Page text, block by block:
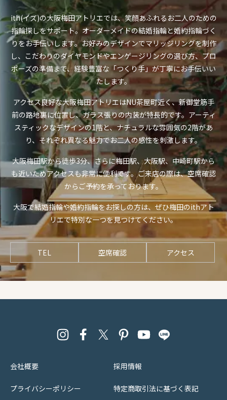
ith(イズ)の大阪梅田アトリエでは、笑顔あふれるお二人のための
指輪探しをサポート。オーダーメイドの結婚指輪と婚約指輪づく
りをお手伝いします。お好みのデザインでマリッジリングを制作
し、こだわりのダイヤモンドやエンゲージリングの選び方、プロ
ポーズの準備まで、経験豊富な「つくり手」が丁寧にお手伝いい
たします。
アクセス良好な大阪梅田アトリエはNU茶屋町近く、新御堂筋手
前の路地裏に位置し、ガラス張りの内装が特長的です。アーティ
スティックなデザインの1階と、ナチュラルな雰囲気の2階があ
り、それぞれ異なる魅力でお二人の感性を刺激します。
大阪梅田駅から徒歩3分、さらに梅田駅、大阪駅、中崎町駅から
も近いためアクセスも非常に便利です。ご来店の際は、空席確認
からご予約を承っております。
大阪で結婚指輪や婚約指輪をお探しの方は、ぜひ梅田のithアト
リエで特別な一つを見つけてください。
TEL 空席確認 アクセス
会社概要 採用情報
プライバシーポリシー 特定商取引法に基づく表記